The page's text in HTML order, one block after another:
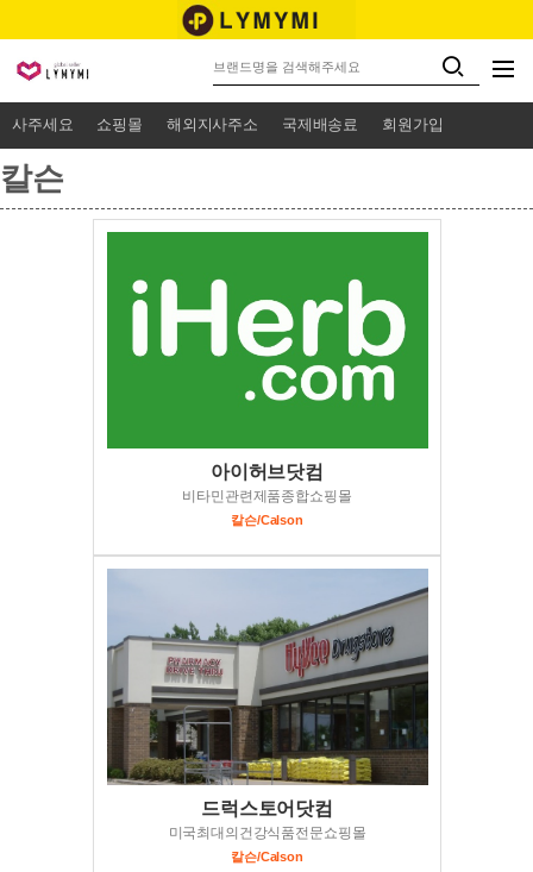
사주세요 쇼핑몰 해외지사주소 국제배송료 회원가입
칼슨
아이허브닷컴
비타민관련제품종합쇼핑몰
칼슨/Calson
드럭스토어닷컴
미국최대의건강식품전문쇼핑몰
칼슨/Calson